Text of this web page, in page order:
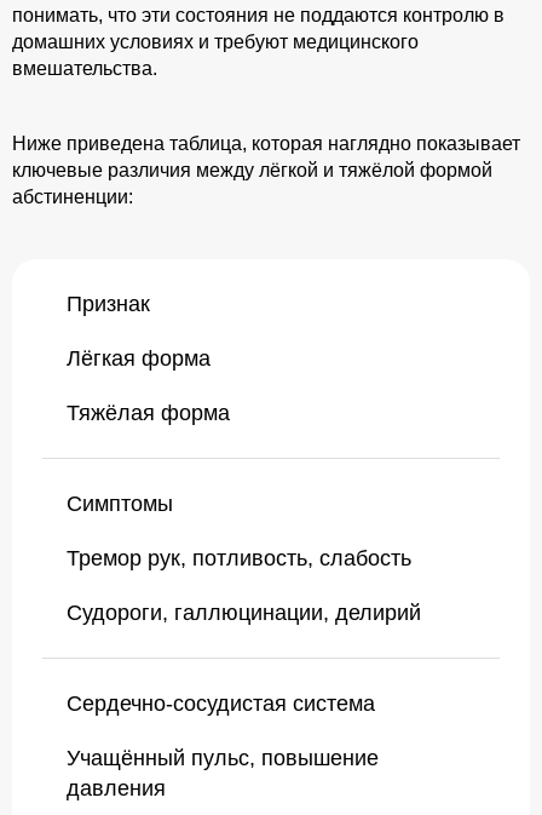
понимать, что эти состояния не поддаются контролю в
домашних условиях и требуют медицинского
вмешательства.
Ниже приведена таблица, которая наглядно показывает
ключевые различия между лёгкой и тяжёлой формой
абстиненции:
Признак
Лёгкая форма
Тяжёлая форма
Симптомы
Тремор рук, потливость, слабость
Судороги, галлюцинации, делирий
Сердечно-сосудистая система
Учащённый пульс, повышение
давления